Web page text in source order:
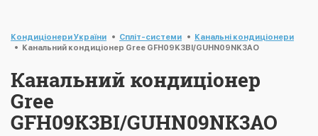
Кондиціонери України Спліт-системи
Канальні кондиціонери
Канальний кондиціонер Gree GFH09K3BI/GUHN09NK3AO
Канальний кондиціонер
Gree
GFH09K3BI/GUHN09NK3AO